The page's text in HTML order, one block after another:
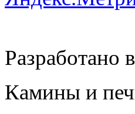
Разработано в
Камины и